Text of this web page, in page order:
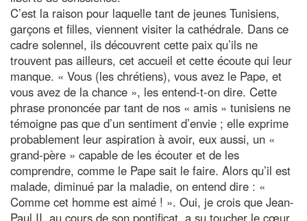
C’est la raison pour laquelle tant de jeunes Tunisiens,
garçons et filles, viennent visiter la cathédrale. Dans ce
cadre solennel, ils découvrent cette paix qu’ils ne
trouvent pas ailleurs, cet accueil et cette écoute qui leur
manque. « Vous (les chrétiens), vous avez le Pape, et
vous avez de la chance », les entend-t-on dire. Cette
phrase prononcée par tant de nos « amis » tunisiens ne
témoigne pas que d’un sentiment d’envie ; elle exprime
probablement leur aspiration à avoir, eux aussi, un «
grand-père » capable de les écouter et de les
comprendre, comme le Pape sait le faire. Alors qu’il est
malade, diminué par la maladie, on entend dire : «
Comme cet homme est aimé ! ». Oui, je crois que Jean-
Paul II, au cours de son pontificat, a su toucher le cœur